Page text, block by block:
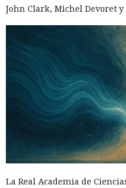
John Clark, Michel Devoret
La Real Academia de